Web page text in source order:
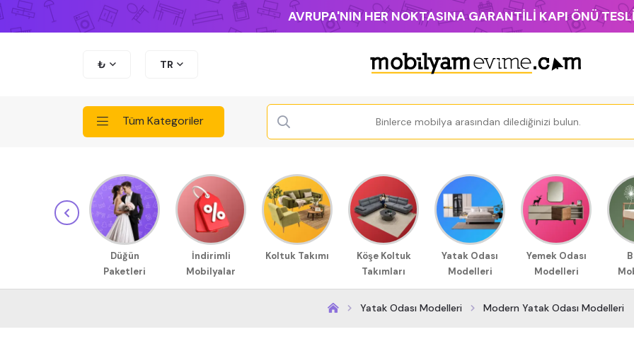
AVRUPA'NIN HER NOKTASINA GARANTİLİ KAPI ÖNÜ
₺ TR
Tüm Kategoriler
Düğün
Paketleri
İndirimli
Mobilyalar
Koltuk Takımı
Köşe Koltuk
Takımları
Yatak Odası
Modelleri
Yemek Odası
Modelleri
Yatak Odası Modelleri Modern Yatak Odası Modelleri